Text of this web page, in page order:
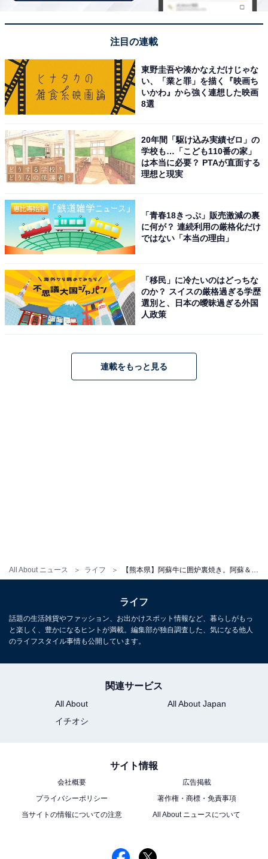
All About ニュース ライフ
「日本の名湯百選」認定の菊池温泉は、グルメも見逃せ
ません。
「コッコファーム たまご庵」は、温泉帰りに立ち寄りた
い定番スポット。また100％手づくりの無添加みそ・醤
油を製造販売する「卑弥呼醤院（ひみここうじいん）」
入できます。
秋には「菊池渓谷」周辺で採れるマツタケが旬を迎え、
彩ります。
周辺には、大小さまざまな滝と清流の絶景が楽しめる
「菊池渓谷」があり、日本名水百選・日本の滝百選にも
選ばれています。温泉・グルメ・絶景をセットで楽しめ
る温泉地です。
3：阿蘇内牧温泉（熊本県阿蘇市）
阿蘇内牧温泉（写真はイメージです）
注目の連載
東野圭吾や湊かなえだけじゃな
い、「業と罪」を描く『映画ち
いかわ』から強く連想した映画
8選
20年間「駆け込み実績ゼロ」の
学校も…「こども110番の家」
は本当に必要？ PTAが直面する
理想と現実
「青春18きっぷ」販売激減の裏
に何が？ 連続利用の厳格化だけ
ではない「本当の理由」
「移民」に冷たいのはどっちな
のか？ スイスの厳格過ぎる学歴
選別と、日本の曖昧過ぎる外国
人政策
連載をもっと見る
ライフ
話題の生活雑貨やファッション、お出かけスポット情報など、暮らしがもっ
と楽しく、豊かになるヒントが満載。編集部が独自調査した、気になる他人
のライフスタイル事情も公開しています。
関連サービス
All About
All About Japan
イチオシ
サイト情報
会社概要
広告掲載
プライバシーポリシー
著作権・商標・免責事項
当サイトの情報についての注意
All About ニュースについて